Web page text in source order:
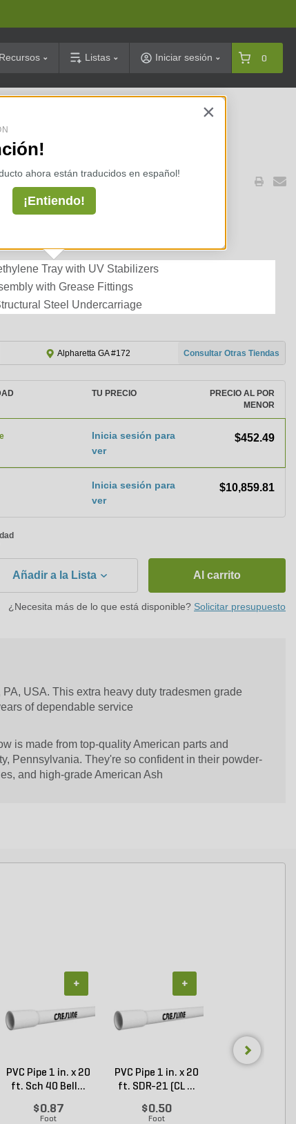
Recursos Listas Iniciar sesión 0
⇢
Pneumatic Wheel
Handle
Tray with UV Stabilizers
with Grease Fittings
Steel Undercarriage
Alpharetta GA #172 Consultar Otras Tiendas
TU PRECIO
PRECIO AL POR
MENOR
Inicia sesión para
ver
$452.49
Inicia sesión para
ver
$10,859.81
Añadir a la Lista Al carrito
¿Necesita más de lo que está disponible? Solicitar presupuesto
USA. This extra heavy duty tradesmen grade
of dependable service
is made from top-quality American parts and
Pennsylvania. They're so confident in their powder-
and high-grade American Ash
PVC Pipe 1 in. x 20
ft. Sch 40 Bell...
$0.87
Foot
+
PVC Pipe 1 in. x 20
ft. SDR-21 (CL ...
$0.50
Foot
+
×
ahora están traducidos en español!
¡Entiendo!